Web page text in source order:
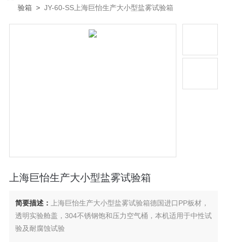
验箱 >JY-60-SS上海巨怡生产大小型盐雾试验箱
上海巨怡生产大小型盐雾试验箱
简要描述：
上海巨怡生产大小型盐雾试验箱德国进口PP板材，
透明实验舱盖，304不锈钢饱和压力空气桶，本机适用于中性试
验及耐腐蚀试验